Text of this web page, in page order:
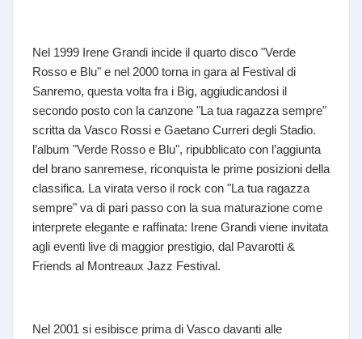
Nel 1999 Irene Grandi incide il quarto disco "Verde
Rosso e Blu" e nel 2000 torna in gara al Festival di
Sanremo, questa volta fra i Big, aggiudicandosi il
secondo posto con la canzone "La tua ragazza sempre"
scritta da Vasco Rossi e Gaetano Curreri degli Stadio.
l’album "Verde Rosso e Blu", ripubblicato con l’aggiunta
del brano sanremese, riconquista le prime posizioni della
classifica. La virata verso il rock con "La tua ragazza
sempre" va di pari passo con la sua maturazione come
interprete elegante e raffinata: Irene Grandi viene invitata
agli eventi live di maggior prestigio, dal Pavarotti &
Friends al Montreaux Jazz Festival.
Nel 2001 si esibisce prima di Vasco davanti alle